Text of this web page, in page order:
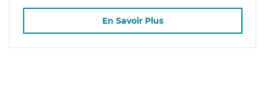
En Savoir Plus